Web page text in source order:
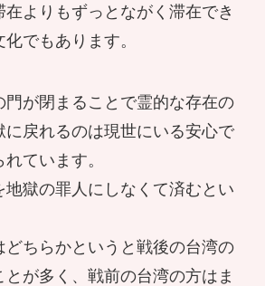
在よりもずっとながく滞在でき
でもあります。
門が閉まることで霊的な存在の
に戻れるのは現世にいる安心で
ています。
地獄の罪人にしなくて済むとい
どちらかというと戦後の台湾の
が多く、戦前の台湾の方はま